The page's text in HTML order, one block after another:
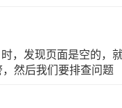
，发现页面是空的，
然后我们要排查问题